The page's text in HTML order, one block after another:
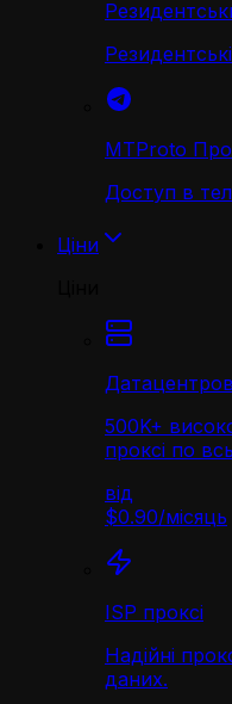
MTProto
Доступ в
Ціни
500K+
проксі по
від
$0.90/місяць
ISP проксі
Надійні
даних.